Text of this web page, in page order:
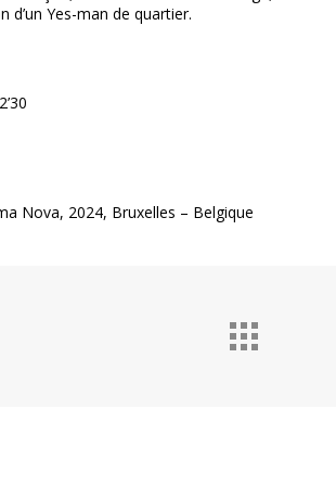
d’un Yes-man de quartier.
Nova, 2024, Bruxelles – Belgique